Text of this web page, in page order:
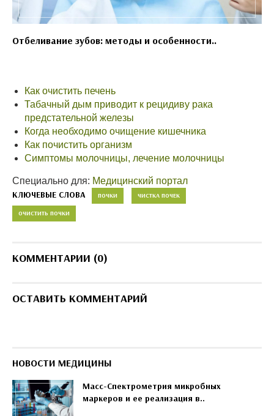
Отбеливание зубов: методы и особенности..
Как очистить печень
Табачный дым приводит к рецидиву рака
предстательной железы
Когда необходимо очищение кишечника
Как почистить организм
Симптомы молочницы, лечение молочницы
Специально для: Медицинский портал
КЛЮЧЕВЫЕ СЛОВА ПОЧКИ ЧИСТКА ПОЧЕК
ОЧИСТИТЬ ПОЧКИ
КОММЕНТАРИИ (0)
ОСТАВИТЬ КОММЕНТАРИЙ
НОВОСТИ МЕДИЦИНЫ
Масс-Спектрометрия микробных
маркеров и ее реализация в..